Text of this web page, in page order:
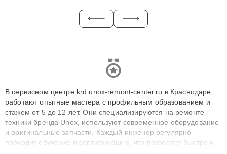
В сервисном центре krd.unox-remont-center.ru в Краснодаре
работают опытные мастера с профильным образованием и
стажем от 5 до 12 лет. Они специализируются на ремонте
техники бренда Unox, используют современное оборудование
и оригинальные запчасти. Каждый инженер регулярно
проходит обучение и сертификацию, что позволяет быстро и